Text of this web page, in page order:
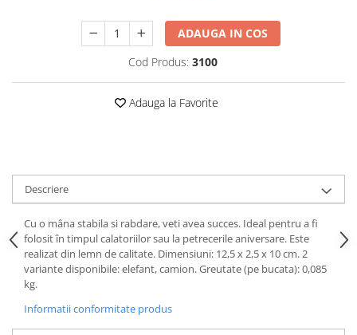
Puzzle-uri progresive
Puzzle-uri stratificate
Instrumente si accesorii pentru
Stampile si tusiere
Modelaj
Pictura pe numere
Sarma plusata
Seturi de creatie
Tablouri diamonds
Jocuri de societate pentru copii
Jocuri logice pentru copii
Stimulare olfactiva si gustativa
Stimulare tactila
Stimulare vizuala
Seturi si jocuri magnetice
ADAUGA IN COS
Cod Produs: 3100
Adauga la Favorite
Descriere
Cu o mâna stabila si rabdare, veti avea succes. Ideal pentru a fi
folosit în timpul calatoriilor sau la petrecerile aniversare. Este
realizat din lemn de calitate. Dimensiuni: 12,5 x 2,5 x 10 cm. 2
variante disponibile: elefant, camion. Greutate (pe bucata): 0,085
kg.
Informatii conformitate produs